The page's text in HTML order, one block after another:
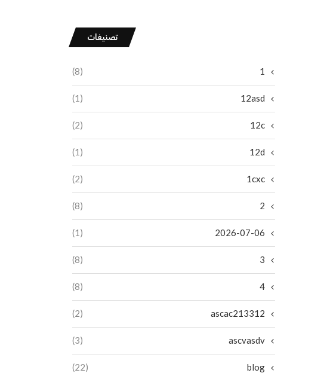
تصنيفات
1
(8)
12asd
(1)
12c
(2)
12d
(1)
1cxc
(2)
2
(8)
2026-07-06
(1)
3
(8)
4
(8)
ascac213312
(2)
ascvasdv
(3)
blog
(22)